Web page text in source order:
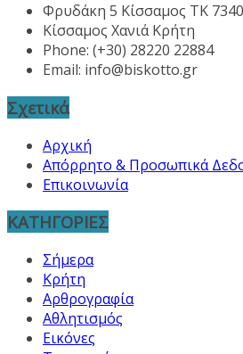
Φρυδάκη 5 Κίσσαμος ΤΚ
Κίσσαμος Χανιά Κρήτη
Phone: (+30) 28220 22884
Email: info@biskotto.gr
Σχετικά
Αρχική
Απόρρητο & Προσωπικά
Επικοινωνία
ΚΑΤΗΓΟΡΙΕΣ
Σήμερα
Κρήτη
Αρθρογραφία
Αθλητισμός
Εικόνες